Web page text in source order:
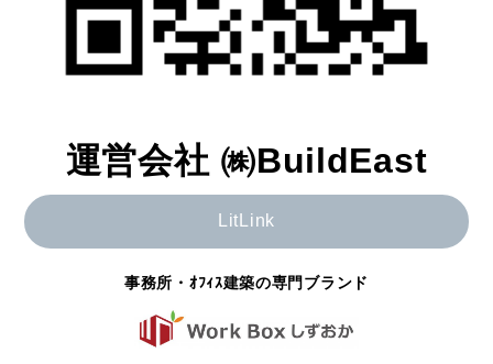
運営会社 ㈱BuildEast
LitLink
事務所・ｵﾌｨｽ建築の専門ブランド